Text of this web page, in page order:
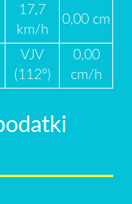
17,7
km/h
0,00 cm
VJV
(112°)
0,00
cm/h